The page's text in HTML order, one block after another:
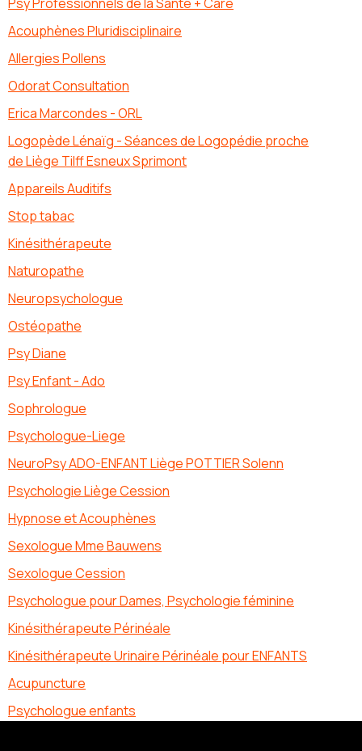
Acouphènes Pluridisciplinaire
Allergies Pollens
Odorat Consultation
Erica Marcondes - ORL
Logopède Lénaïg - Séances de Logopédie proche
de Liège Tilff Esneux Sprimont
Appareils Auditifs
Stop tabac
Kinésithérapeute
Naturopathe
Neuropsychologue
Ostéopathe
Psy Diane
Psy Enfant - Ado
Sophrologue
Psychologue-Liege
NeuroPsy ADO-ENFANT Liège POTTIER Solenn
Psychologie Liège Cession
Hypnose et Acouphènes
Sexologue Mme Bauwens
Sexologue Cession
Psychologue pour Dames, Psychologie féminine
Kinésithérapeute Périnéale
Kinésithérapeute Urinaire Périnéale pour ENFANTS
Acupuncture
Psychologue enfants